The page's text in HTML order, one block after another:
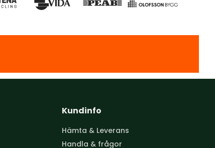
Kundinfo
Hämta & Leverans
Handla & frågor